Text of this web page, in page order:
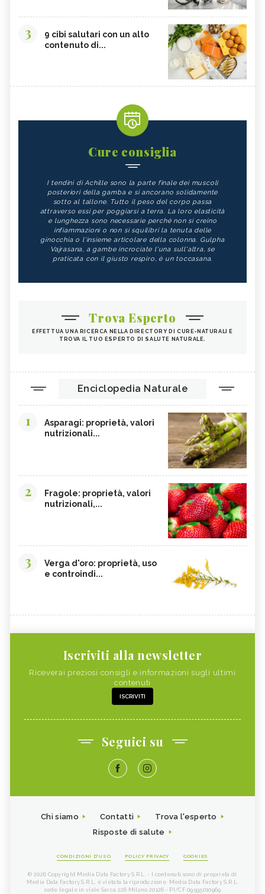
3
9 cibi salutari con un alto
contenuto di...
Cure consiglia
I tendini di Achille sono la parte finale dei muscoli
posteriori della gamba e si ancorano solidamente
sotto al tallone. Tutto il peso del corpo passa
attraverso essi per poggiarsi a terra. La loro elasticità
e lunghezza sono necessarie perché non si creino
infiammazioni o non si squilibri la tenuta delle
ginocchia o l'insieme articolare della colonna. Gulpha
Vajrasana, a gambe incrociate l'una sull'altra, se
praticata con il giusto respiro, è un toccasana.
Trova Esperto
EFFETTUA UNA RICERCA NELLA DIRECTORY DI CURE-NATURALI E
TROVA IL TUO ESPERTO DI SALUTE NATURALE.
Enciclopedia Naturale
1
Asparagi: proprietà, valori
nutrizionali...
2
Fragole: proprietà, valori
nutrizionali,...
3
Verga d'oro: proprietà, uso
e controindi...
Iscriviti alla newsletter
Riceverai preziosi consigli e informazioni sugli ultimi
contenuti
ISCRIVITI
Seguici su
Chi siamo Contatti
Trova l'esperto
Risposte di salute
CONDIZIONI D'USO POLICY PRIVACY COOKIES
© 2026 Copyright Media Data Factory S.R.L. - I contenuti sono di proprietà di
Media Data Factory S.R.L, è vietata la riproduzione. Media Data Factory S.R.L.
sede legale in viale Sarca 226 Milano 20126 - PI/CF 09595010969